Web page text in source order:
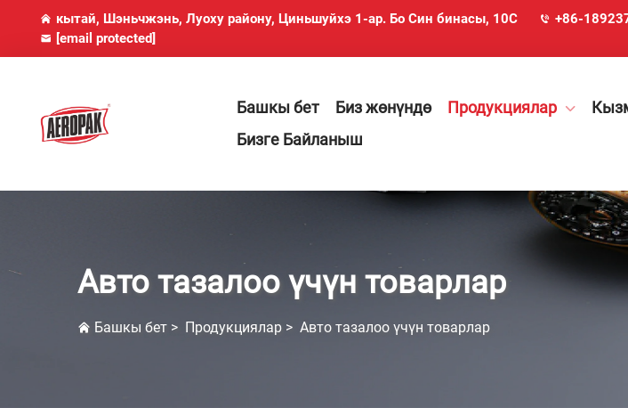
кытай, Шэньчжэнь, Луоху району, Циньшуйхэ 1-ар. Бо Син бинасы, 10C
+86-
[email protected]
Башкы бет Биз жөнүндө Продукциялар
Бизге Байланыш
Авто тазалоо үчүн товарлар
Башкы бет > Продукциялар > Авто тазалоо үчүн товарлар